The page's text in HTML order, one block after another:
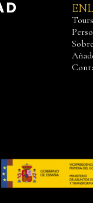
Tours